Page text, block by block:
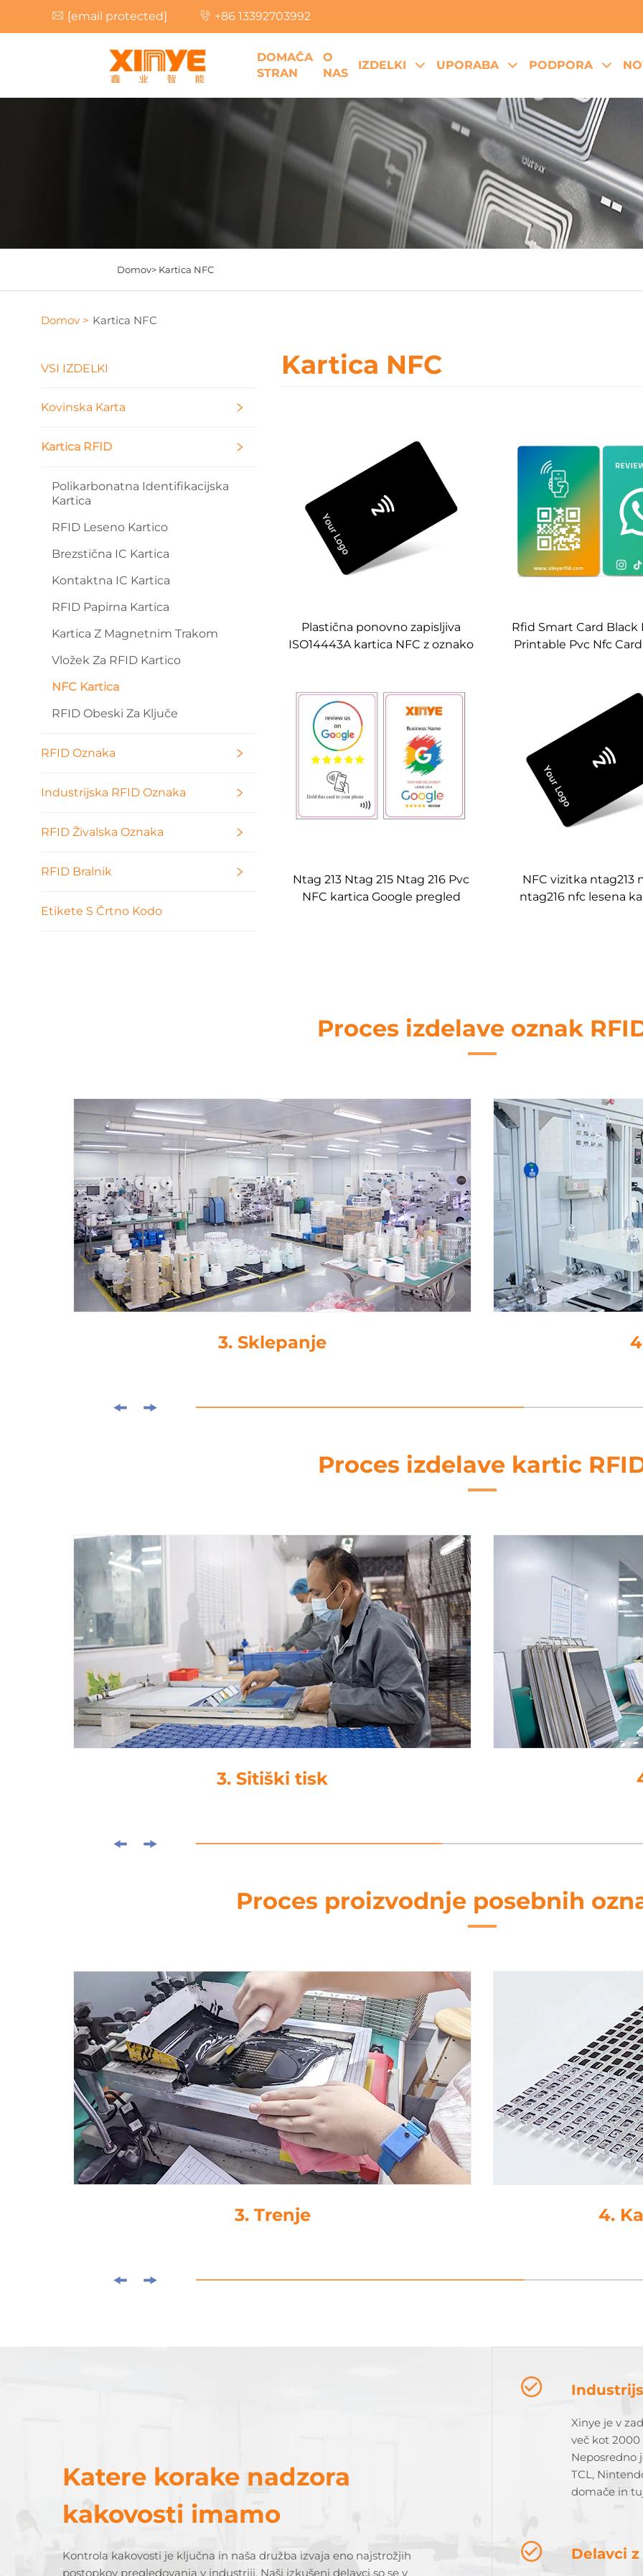
[email protected] +86 13392703992
DOMAČA
STRAN
O
NAS
IZDELKI UPORABA PODPORA
Domov> Kartica NFC
Domov > Kartica NFC
VSI IZDELKI
Kovinska Karta
Kartica RFID
Polikarbonatna Identifikacijska
Kartica
RFID Leseno Kartico
Brezstična IC Kartica
Kontaktna IC Kartica
RFID Papirna Kartica
Kartica Z Magnetnim Trakom
Vložek Za RFID Kartico
NFC Kartica
RFID Obeski Za Ključe
RFID Oznaka
Industrijska RFID Oznaka
RFID Živalska Oznaka
RFID Bralnik
Etikete S Črtno Kodo
Kartica NFC
Plastična ponovno zapisljiva
ISO14443A kartica NFC z oznako
po meri (OEM), črna PVC kartica
brez tiskanja
Rfid Smart Card Black
Printable Pvc Nfc
Ntag 213 Ntag 215 Ntag 216 Pvc
NFC kartica Google pregled
NFC vizitka ntag213
ntag216 nfc lesena
Proces izdelave oznak
4. Izrezovanje 5.
Proces izdelave kartic
4. Lamiranje
Proces proizvodnje posebnih
4. Kapljasto lepljenje
Katere korake nadzora
kakovosti imamo
Kontrola kakovosti je ključna in naša družba izvaja eno najstrožjih
postopkov pregledovanja v industriji. Naši izkušeni delavci so se v
Xinye je v
več kot 2000
Neposredno
TCL,
domače in
Delavci